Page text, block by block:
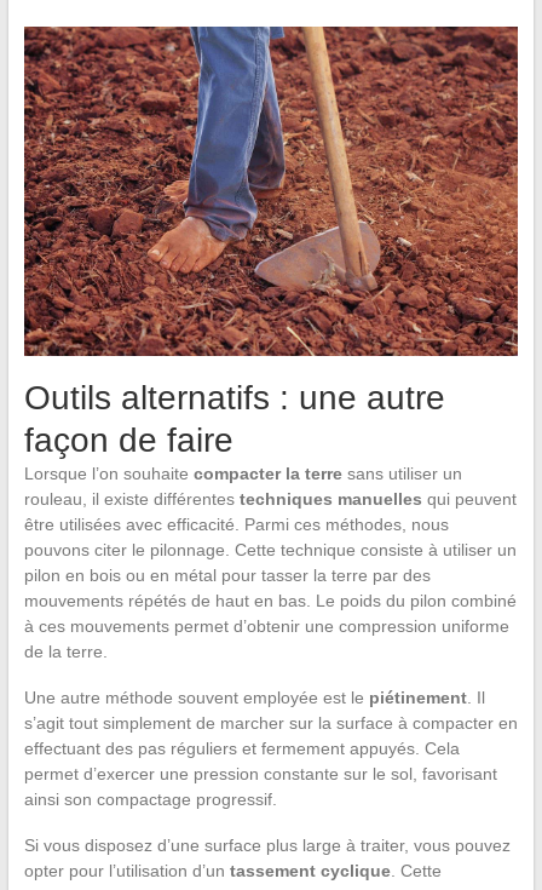
Outils alternatifs : une autre
façon de faire
Lorsque l’on souhaite compacter la terresans utiliser un
rouleau, il existe différentes techniques manuelles qui peuvent
être utilisées avec efficacité. Parmi ces méthodes, nous
pouvons citer le pilonnage. Cette technique consiste à utiliser un
pilon en bois ou en métal pour tasser la terre par des
mouvements répétés de haut en bas. Le poids du pilon combiné
à ces mouvements permet d’obtenir une compression uniforme
de la terre.
Une autre méthode souvent employée est le piétinement. Il
s’agit tout simplement de marcher sur la surface à compacter en
effectuant des pas réguliers et fermement appuyés. Cela
permet d’exercer une pression constante sur le sol, favorisant
ainsi son compactage progressif.
Si vous disposez d’une surface plus large à traiter, vous pouvez
opter pour l’utilisation d’un tassement cyclique. Cette